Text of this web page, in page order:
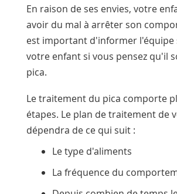
En raison de ses envies, votre
avoir du mal à arrêter son
est important d'informer l'équipe
votre enfant si vous pensez qu'il
pica.
Le traitement du pica comporte
étapes. Le plan de traitement de
dépendra de ce qui suit :
Le type d'aliments
La fréquence du